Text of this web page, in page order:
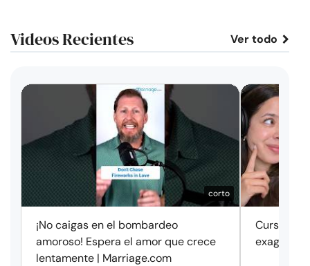
Videos Recientes Ver todo
corto
¡No caigas en el bombardeo
amoroso! Espera el amor que crece
lentamente | Marriage.com
Cursos